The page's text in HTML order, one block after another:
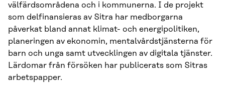
välfärdsområdena och i kommunerna. I de projekt
som delfinansieras av Sitra har medborgarna
påverkat bland annat klimat- och energipolitiken,
planeringen av ekonomin, mentalvårdstjänsterna för
barn och unga samt utvecklingen av digitala tjänster.
Lärdomar från försöken har publicerats som Sitras
arbetspapper.